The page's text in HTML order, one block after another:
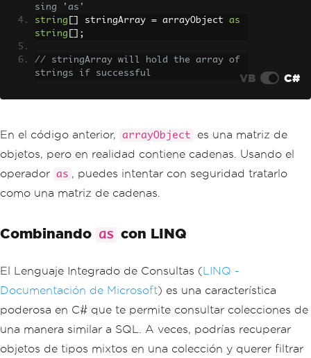
sing 'as'
string
stringArray = arrayObject as
string [];
// stringArray will hold the array of
strings if successful
VB C#
En el código anterior, arrayObject
es una matriz de
objetos, pero en realidad contiene cadenas. Usando el
operador as , puedes intentar con seguridad tratarlo
como una matriz de cadenas.
Combinando as con LINQ
El Lenguaje Integrado de Consultas (LINQ -
Documentación de Microsoft) es una característica
poderosa en C# que te permite consultar colecciones de
una manera similar a SQL. A veces, podrías recuperar
objetos de tipos mixtos en una colección y querer filtrar